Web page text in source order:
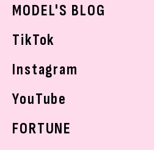
MODEL'S BLOG
TikTok
Instagram
YouTube
FORTUNE